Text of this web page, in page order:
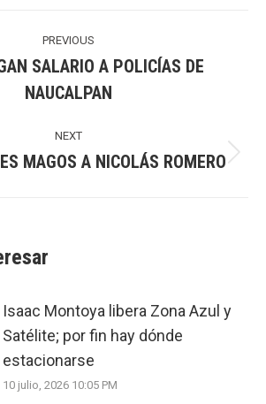
PREVIOUS
post:
SALARIO A POLICÍAS DE
NAUCALPAN
NEXT
Next
MAGOS A NICOLÁS ROMERO
Isaac Montoya libera Zona Azul y
Satélite; por fin hay dónde
estacionarse
10 julio, 2026 10:05 PM